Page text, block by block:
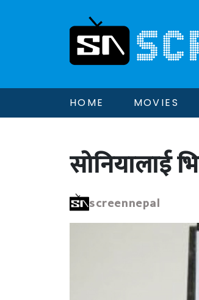
HOME MOVIES
सोनियालाई
screennepal